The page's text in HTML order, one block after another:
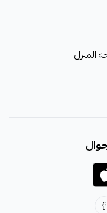
المنزل